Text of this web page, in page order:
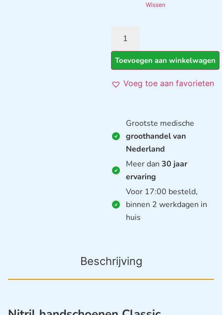
Wissen
Toevoegen aan winkelwagen
Voeg toe aan favorieten
Grootste medische
groothandel van
Nederland
Meer dan 30 jaar
ervaring
Voor 17:00 besteld,
binnen 2 werkdagen in
huis
Beschrijving